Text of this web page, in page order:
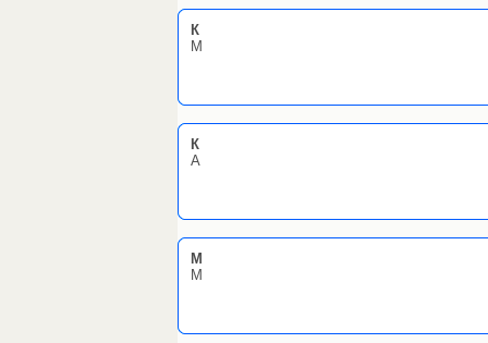
К
М
К
А
М
М